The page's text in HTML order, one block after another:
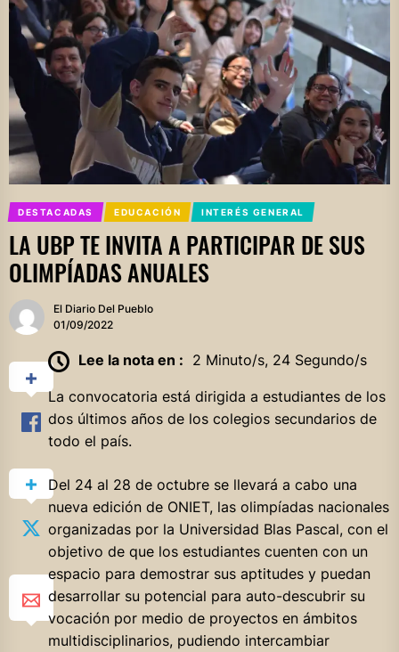
DESTACADAS EDUCACIÓN INTERÉS GENERAL
LA UBP TE INVITA A PARTICIPAR DE SUS
OLIMPÍADAS ANUALES
El Diario Del Pueblo
01/09/2022
Lee la nota en : 2 Minuto/s, 24 Segundo/s
La convocatoria está dirigida a estudiantes de los
dos últimos años de los colegios secundarios de
todo el país.
Del 24 al 28 de octubre se llevará a cabo una
nueva edición de ONIET, las olimpíadas nacionales
organizadas por la Universidad Blas Pascal, con el
objetivo de que los estudiantes cuenten con un
espacio para demostrar sus aptitudes y puedan
desarrollar su potencial para auto-descubrir su
vocación por medio de proyectos en ámbitos
multidisciplinarios, pudiendo intercambiar